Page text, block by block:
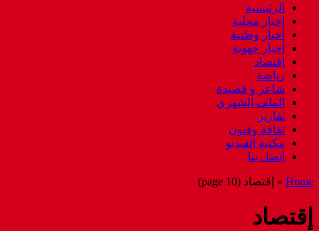
الرئيسية
اخبار محلية
أخبار وطنية
أخبار جهوية
إقتصاد
رياضة
شاعر و قصيدة
الملف الشهري
تقارير
ثقافة وفنون
مكتبة الفيديو
إتصل بنا
Home
» إقتصاد (page 10)
إقتصاد